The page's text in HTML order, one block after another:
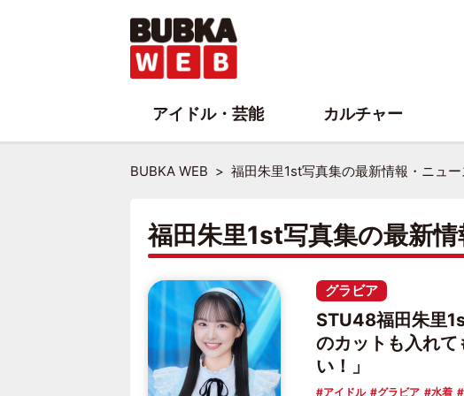
BUBKA WEB 福田朱里1st写真集の最新情報・ニュ
福田朱里1st写真集の最新
グラビア
STU48福田朱里
のカットも入れて
い！」
アイドル グラビア 水着
アイドル・芸能 カルチャー